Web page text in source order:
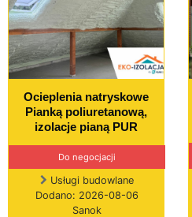
Ocieplenia natryskowe
Pianką poliuretanową,
izolacje pianą PUR
Do negocjacji
Usługi budowlane
Dodano: 2026-08-06
Sanok